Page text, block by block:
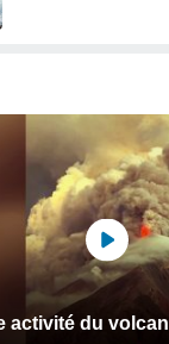
activité du